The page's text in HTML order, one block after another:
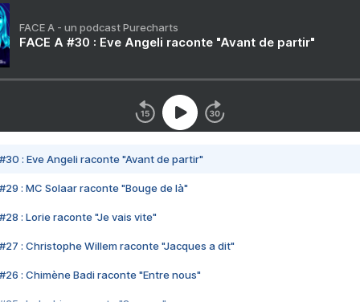
FACE A - un podcast Purecharts
FACE A #30 : Eve Angeli raconte "Avant de partir"
#30 : Eve Angeli raconte "Avant de partir"
#29 : MC Solaar raconte "Bouge de là"
#28 : Lorie raconte "Je vais vite"
#27 : Christophe Willem raconte "Jacques a dit"
#26 : Chimène Badi raconte "Entre nous"